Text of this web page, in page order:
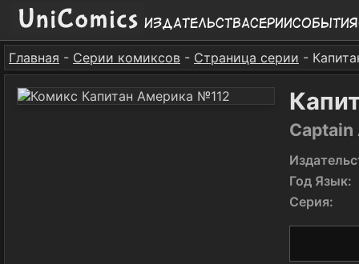
ИздательстваСерииСобытия
Главная - Серии комиксов - Страница серии -
Captain
Год Язык:
Серия: